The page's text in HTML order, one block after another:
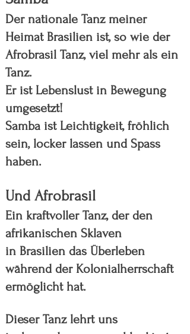
Der nationale Tanz meiner
Heimat Brasilien ist, so wie der
Afrobrasil Tanz, viel mehr als ein
Tanz.
Er ist Lebenslust in Bewegung
umgesetzt!
Samba ist Leichtigkeit, fröhlich
sein, locker lassen und Spass
haben.
Und Afrobrasil
Ein kraftvoller Tanz, der den
afrikanischen Sklaven
in Brasilien das Überleben
während der Kolonialherrschaft
ermöglicht hat.
Dieser Tanz lehrt uns